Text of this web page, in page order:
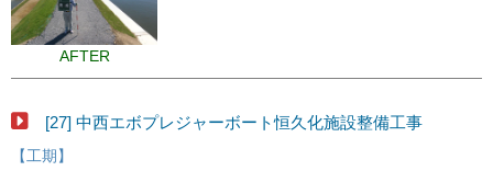
AFTER
[27] 中西エボプレジャーボート恒久化施設整備工事
【工期】